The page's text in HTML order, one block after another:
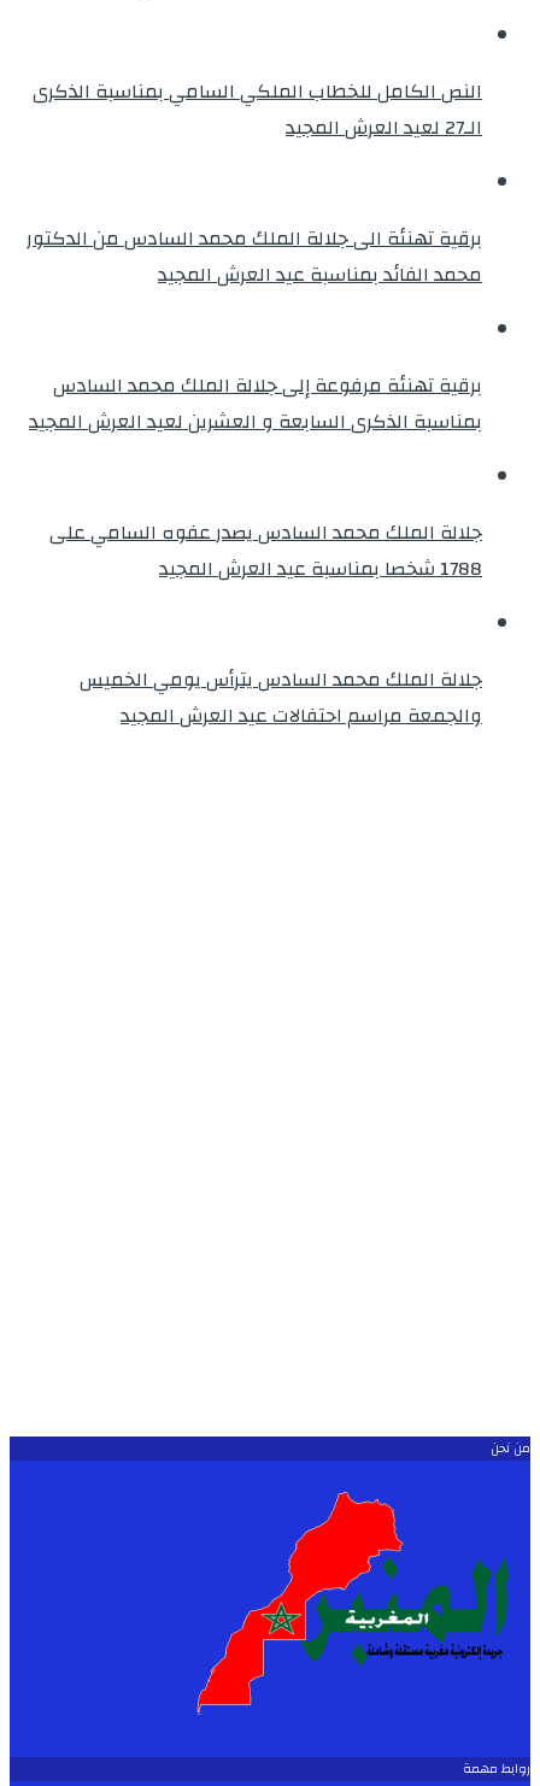
النص الكامل للخطاب الملكي السامي بمناسبة الذكرى
الـ27 لعيد العرش المجيد
برقية تهنئة الى جلالة الملك محمد السادس من الدكتور
محمد الفائد بمناسبة عيد العرش المجيد
برقية تهنئة مرفوعة إلى جلالة الملك محمد السادس
بمناسبة الذكرى السابعة و العشرين لعيد العرش المجيد
جلالة الملك محمد السادس يصدر عفوه السامي على
1788 شخصا بمناسبة عيد العرش المجيد
جلالة الملك محمد السادس يترأس يومي الخميس
والجمعة مراسم احتفالات عيد العرش المجيد
من نحن
روابط مهمة